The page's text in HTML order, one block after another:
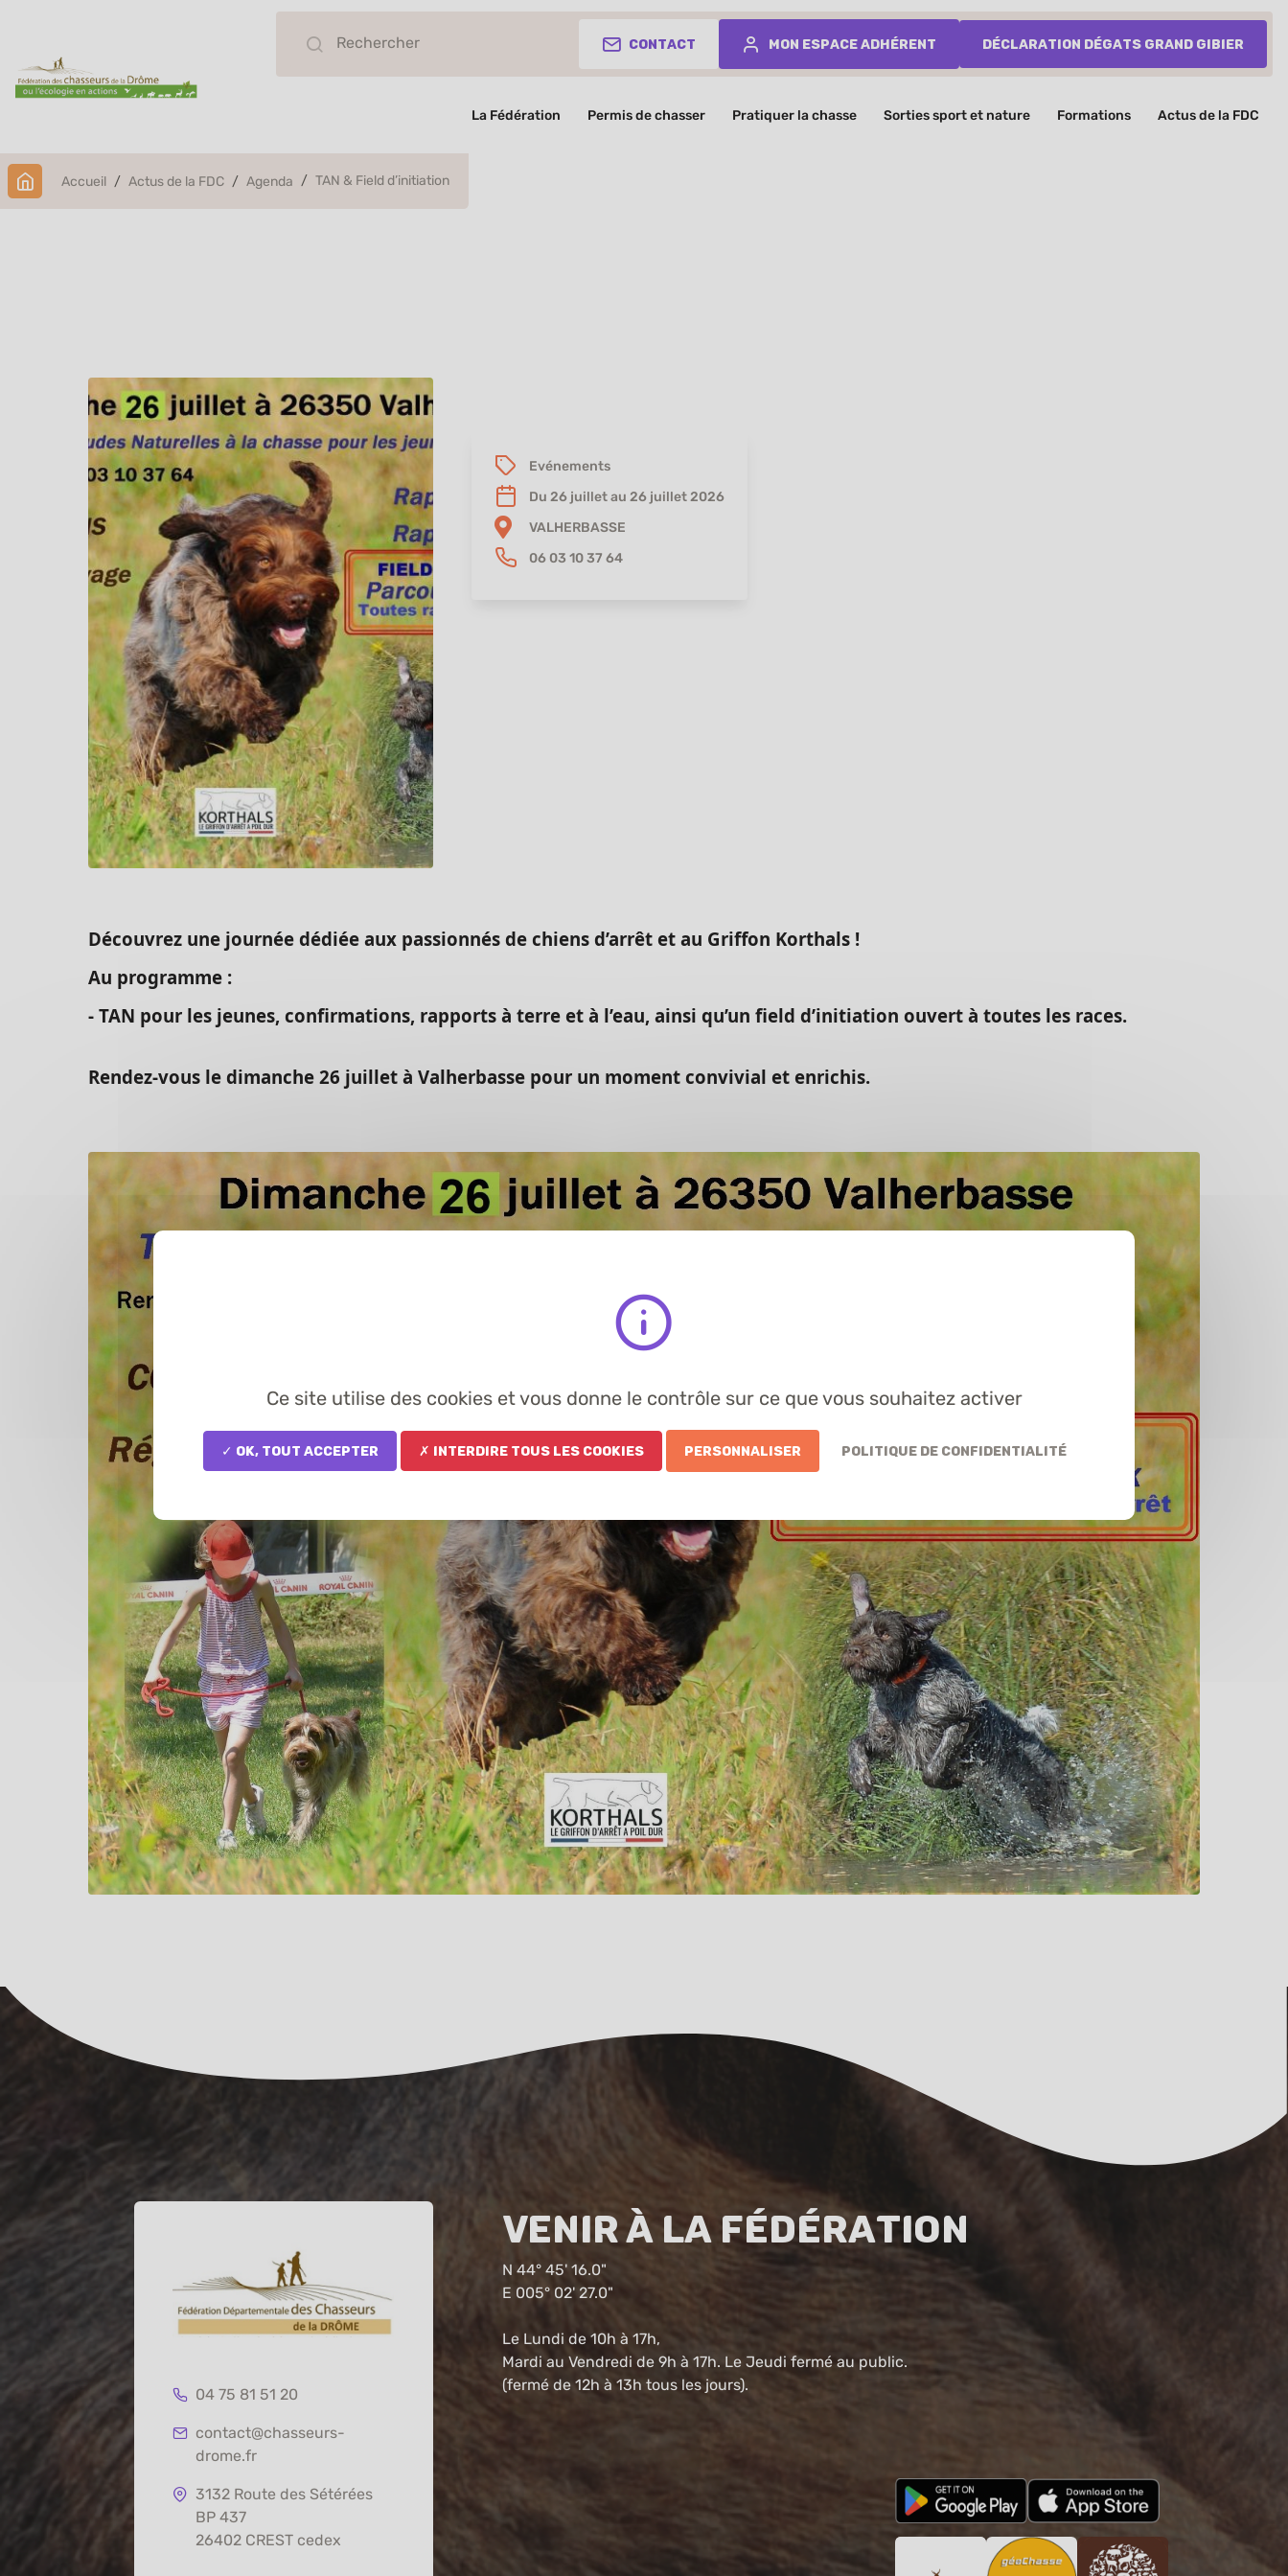
Contact Mon espace adhérent Déclaration dégats grand gibier
La Fédération Permis de chasser Pratiquer la chasse Sorties sport et nature Formations Actus de la FDC
Accueil Actus de la FDC Agenda TAN & Field d’initiation
Evénements
Du 26 juillet au 26 juillet 2026
VALHERBASSE
06 03 10 37 64
Découvrez une journée dédiée aux passionnés de chiens d’arrêt et au Griffon Korthals !
Au programme :
- TAN pour les jeunes, confirmations, rapports à terre et à l’eau, ainsi qu’un field d’initiation ouvert à toutes les races.
Rendez-vous le dimanche 26 juillet à Valherbasse pour un moment convivial et enrichis.
04 75 81 51 20
contact@chasseurs-
drome.fr
3132 Route des Sétérées
BP 437
26402 CREST cedex
Venir à la fédération
N 44° 45' 16.0"
E 005° 02' 27.0"
Le Lundi de 10h à 17h,
Mardi au Vendredi de 9h à 17h. Le Jeudi fermé au public.
(fermé de 12h à 13h tous les jours).
Ce site utilise des cookies et vous donne le contrôle sur ce que vous souhaitez activer
✓ OK, tout accepter ✗ Interdire tous les cookies Personnaliser Politique de confidentialité